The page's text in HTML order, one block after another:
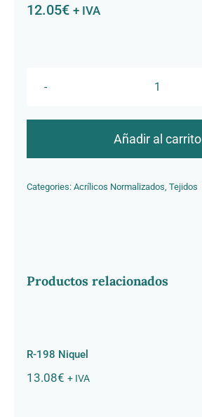
12.05€ + IVA
R-
MIJAS
Añadir al carrito
Categories: Acrílicos Normalizados Tejidos
Productos relacionados
R-198 Niquel
13.08€ + IVA